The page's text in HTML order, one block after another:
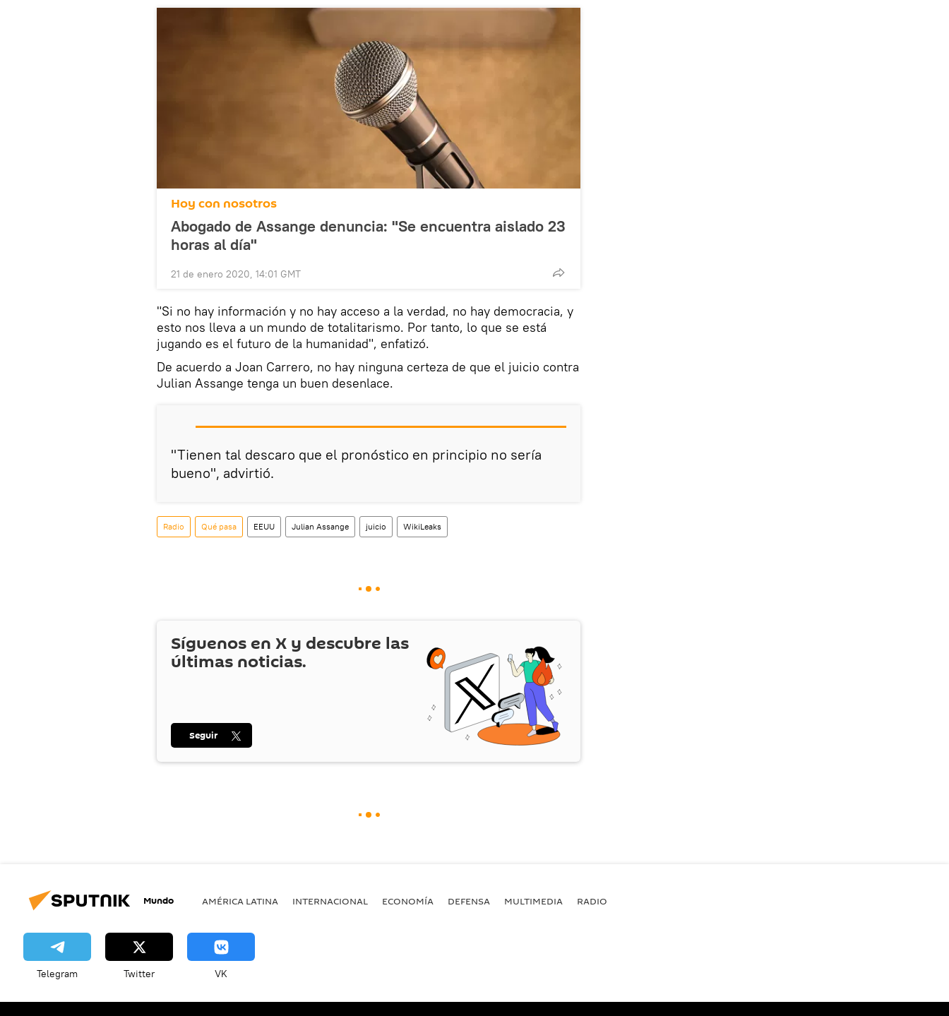
Hoy con nosotros
Abogado de Assange denuncia: "Se encuentra aislado 23
horas al día"
21 de enero 2020, 14:01 GMT
"Si no hay información y no hay acceso a la verdad, no hay democracia, y
esto nos lleva a un mundo de totalitarismo. Por tanto, lo que se está
jugando es el futuro de la humanidad", enfatizó.
De acuerdo a Joan Carrero, no hay ninguna certeza de que el juicio contra
Julian Assange tenga un buen desenlace.
"Tienen tal descaro que el pronóstico en principio no sería
bueno", advirtió.
Radio Qué pasa EEUU Julian Assange juicio WikiLeaks
Síguenos en X y descubre las
últimas noticias.
Seguir
Mundo AMÉRICA LATINA INTERNACIONAL ECONOMÍA DEFENSA MULTIMEDIA RADIO
Telegram Twitter VK